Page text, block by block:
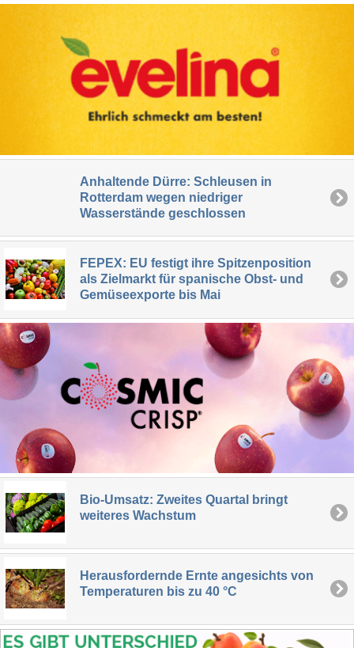
Anhaltende Dürre: Schleusen in
Rotterdam wegen niedriger
Wasserstände geschlossen
FEPEX: EU festigt ihre Spitzenposition
als Zielmarkt für spanische Obst- und
Gemüseexporte bis Mai
Bio-Umsatz: Zweites Quartal bringt
weiteres Wachstum
Herausfordernde Ernte angesichts von
Temperaturen bis zu 40 °C